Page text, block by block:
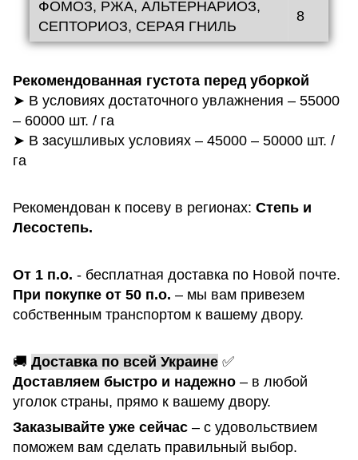
ФОМОЗ, РЖА, АЛЬТЕРНАРИОЗ,
СЕПТОРИОЗ, СЕРАЯ ГНИЛЬ
8
Рекомендованная густота перед уборкой
➤ В условиях достаточного увлажнения – 55000
– 60000 шт. / га
➤ В засушливых условиях – 45000 – 50000 шт. /
га
Рекомендован к посеву в регионах: Степь и
Лесостепь.
От 1 п.о. - бесплатная доставка по Новой почте.
При покупке от 50 п.о. – мы вам привезем
собственным транспортом к вашему двору.
🚚 Доставка по всей Украине ✅
Доставляем быстро и надежно – в любой
уголок страны, прямо к вашему двору.
Заказывайте уже сейчас – с удовольствием
поможем вам сделать правильный выбор.